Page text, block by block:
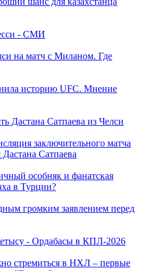
- СМИ
на матч с Миланом. Где
историю UFC. Мнение
Дастана Сатпаева из Челси
заключительного матча
Дастана Сатпаева
особняк и фанатская
в Турции?
громким заявлением перед
- Ордабасы в КПЛ-2026
стремиться в НХЛ – первые